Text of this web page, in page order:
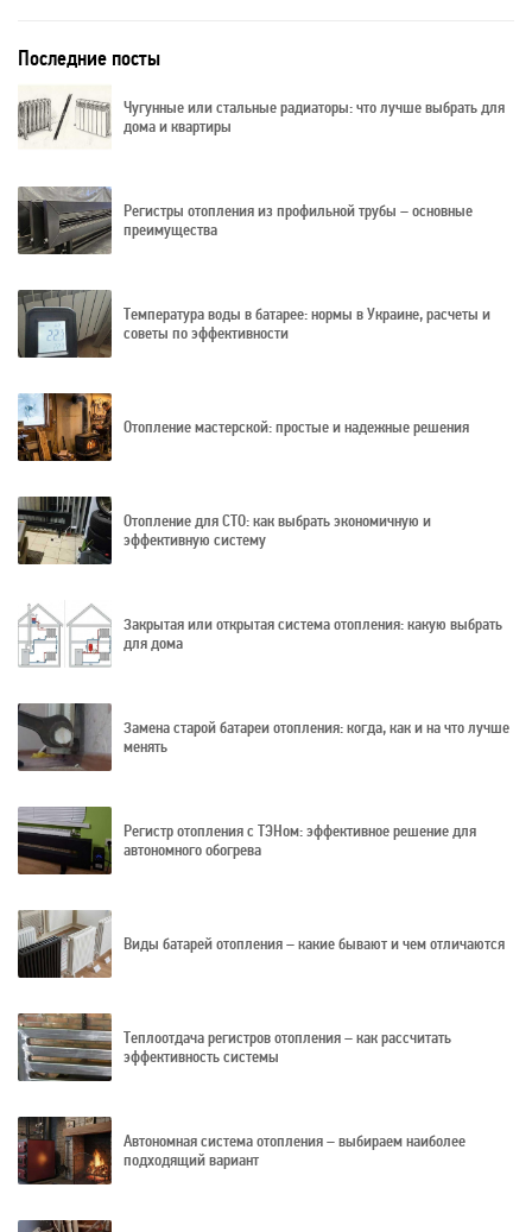
Последние посты
Чугунные или стальные радиаторы: что лучше выбрать для
дома и квартиры
Регистры отопления из профильной трубы – основные
преимущества
Температура воды в батарее: нормы в Украине, расчеты и
советы по эффективности
Отопление мастерской: простые и надежные решения
Отопление для СТО: как выбрать экономичную и
эффективную систему
Закрытая или открытая система отопления: какую выбрать
для дома
Замена старой батареи отопления: когда, как и на что лучше
менять
Регистр отопления с ТЭНом: эффективное решение для
автономного обогрева
Виды батарей отопления – какие бывают и чем отличаются
Теплоотдача регистров отопления – как рассчитать
эффективность системы
Автономная система отопления – выбираем наиболее
подходящий вариант